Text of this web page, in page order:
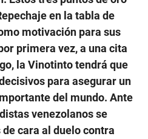
en la tabla de
motivación para sus
primera vez, a una cita
la Vinotinto tendrá que
para asegurar un
del mundo. Ante
venezolanos se
cara al duelo contra